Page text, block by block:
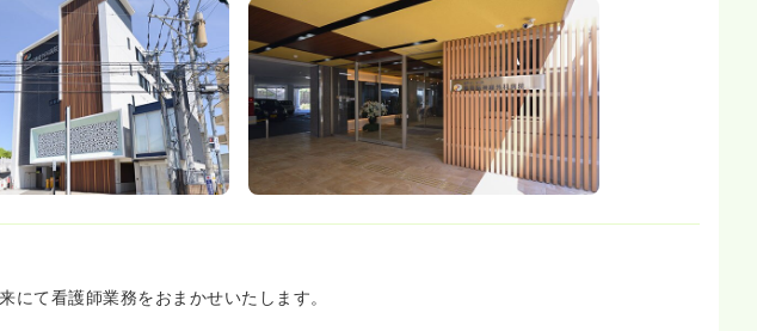
境です。
、脳卒中リハビリテーション認定看護師の他、カテーテルのプロフェッショナルであ
ートナース等の資格をお持ちの看護師も在籍をしております。
啓発(学会参加費等)の費用としては、年間最大10万円までの補助をしております。
です≫
した同院は非常に綺麗な作りとなっております。
比較をしても、給与条件は高水準となっております。
にて看護師業務をおまかせいたします。